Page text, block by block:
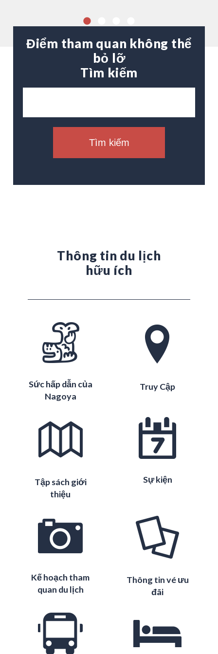
Điểm tham quan không thể
bỏ lỡ
Tìm kiếm
Tìm kiếm
Thông tin du lịch
hữu ích
Sức hấp dẫn của
Nagoya
Truy Cập
Tập sách giới
thiệu
Sự kiện
Kế hoạch tham
quan du lịch
Thông tin vé ưu
đãi